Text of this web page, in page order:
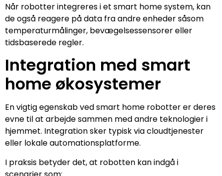
Når robotter integreres i et smart home system, kan
de også reagere på data fra andre enheder såsom
temperaturmålinger, bevægelsessensorer eller
tidsbaserede regler.
Integration med smart
home økosystemer
En vigtig egenskab ved smart home robotter er deres
evne til at arbejde sammen med andre teknologier i
hjemmet. Integration sker typisk via cloudtjenester
eller lokale automationsplatforme.
I praksis betyder det, at robotten kan indgå i